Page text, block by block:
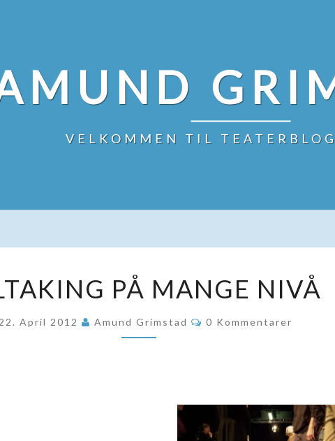
VELKOMMEN TIL
PÅ
PÅ MANGE NIVÅ
22. April 2012 Amund Grimstad Kommentarer
0 Kommentarer